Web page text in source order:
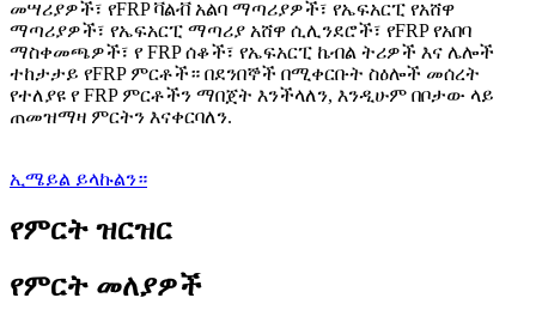
መሣሪያዎች፣ የFRP ቫልቭ አልባ ማጣሪያዎች፣ የኤፍአርፒ የአሸዋ
ማጣሪያዎች፣ የኤፍአርፒ ማጣሪያ አሸዋ ሲሊንደሮች፣ የFRP የአበባ
ማስቀመጫዎች፣ የ FRP ሰቆች፣ የኤፍአርፒ ኬብል ትሪዎች እና ሌሎች
ተከታታይ የFRP ምርቶች። በደንበኞች በሚቀርቡት ስዕሎች መሰረት
የተለያዩ የ FRP ምርቶችን ማበጀት እንችላለን, እንዲሁም በቦታው ላይ
ጠመዝማዛ ምርትን እናቀርባለን.
ኢሜይል ይላኩልን።
የምርት ዝርዝር
የምርት መለያዎች